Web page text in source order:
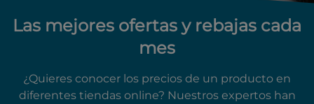
Las mejores ofertas y rebajas cada
mes
¿Quieres conocer los precios de un producto en
diferentes tiendas online? Nuestros expertos han